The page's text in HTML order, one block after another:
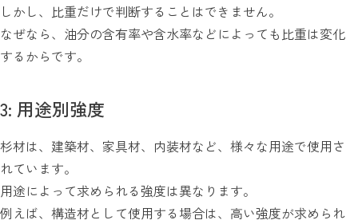
しかし、比重だけで判断することはできません。
なぜなら、油分の含有率や含水率などによっても比重は変化
するからです。
3: 用途別強度
杉材は、建築材、家具材、内装材など、様々な用途で使用さ
れています。
用途によって求められる強度は異なります。
例えば、構造材として使用する場合は、高い強度が求められ